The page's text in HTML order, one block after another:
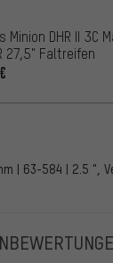
Minion DHR II 3C
27,5" Faltreifen
| 63-584 | 2.5 ",